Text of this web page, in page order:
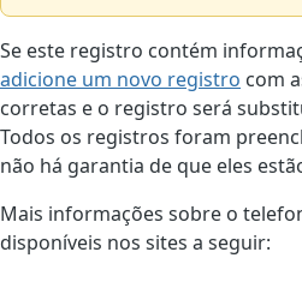
Se este registro contém
adicione um novo registro com
corretas e o registro será
Todos os registros foram
não há garantia de que eles
Mais informações sobre o
disponíveis nos sites a seguir: